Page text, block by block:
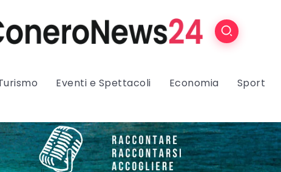
Eventi e Spettacoli Economia Sport